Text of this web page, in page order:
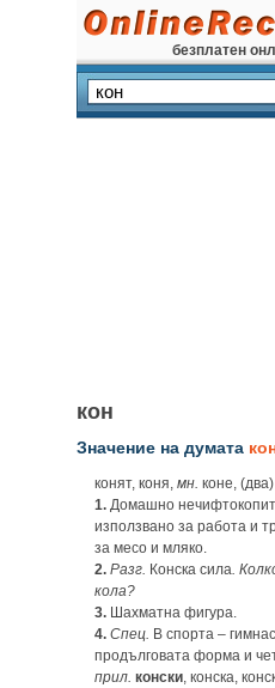
безплатен
кон
Значение на думата
конят, коня, мн. коне,
1. Домашно
използвано за работа и
за месо и мляко.
2. Разг. Конска сила.
кола?
3. Шахматна фигура.
4. Спец. В спорта –
продълговата форма и
прил. конски, конска,